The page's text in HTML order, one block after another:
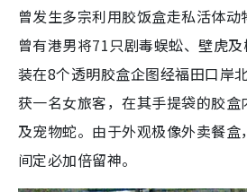
曾发生多宗利用胶饭盒走私活体动
曾有港男将71只剧毒蜈蚣、壁虎
装在8个透明胶盒企图经福田口岸
获一名女旅客，在其手提袋的胶
及宠物蛇。由于外观极像外卖餐盒
间定必加倍留神。